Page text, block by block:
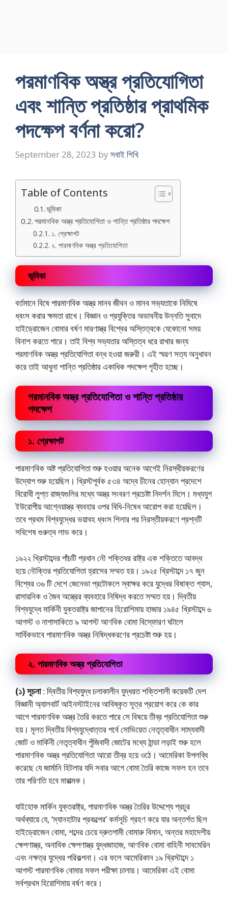
পরমাণবিক অস্ত্র প্রতিযোগিতা
এবং শান্তি প্রতিষ্ঠার প্রাথমিক
পদক্ষেপ বর্ণনা করো?
September 28, 2023 by সবাই শিখি
Table of Contents
ভূমিকা
পরমানবিক অস্ত্র প্রতিযোগিতা ও শান্তি প্রতিষ্ঠার পদক্ষেপ
১. প্রেক্ষাপট
২. পারমাণবিক অস্ত্র প্রতিযোগিতা
ভূমিকা
বর্তমানে বিষে পারমাণবিক অস্ত্র মানব জীবন ও মানব সভ্যতাকে নিমিষে
ধ্বংস করার ক্ষমতা রাখে। বিজ্ঞান ও প্রযুক্তির অভাবনীয় উন্নতি সুবাদে
হাইড্রোজেন বোমার বর্ষণ মারণাস্ত্র বিশ্বের অস্তিত্বকে যেকোনো সময়
বিনাশ করতে পারে। তাই বিশ্ব সভ্যতার অস্তিত্ব ধরে রাখার জন্য
পরমাণবিক অস্ত্র প্রতিযোগিতা বন্ধ হওয়া জরুরী। এই স্মরণ সত্য অনুধাবন
করে তাই আধুনা শান্তি প্রতিষ্ঠার একাধিক পদক্ষেপ গৃহীত হচ্ছে।
পরমানবিক অস্ত্র প্রতিযোগিতা ও শান্তি প্রতিষ্ঠার
পদক্ষেপ
১. প্রেক্ষাপট
পারমাণবিক অষ্ট প্রতিযোগিতা শুরু হওয়ার অনেক আগেই নিরস্থীয়করণের
উদ্যোগ শুরু হয়েছিল। খ্রিস্টপূর্বক ৫৩৪ অদ্বে চীনের হোন্যান প্রদেশে
বিরোধী লুপ্ত রাজ্যগুলির মধ্যে অস্ত্র সংবরণ প্রচেষ্টা নিদর্শন মিলে। মধ্যযুগ
ইউরোপীয় আগ্নেয়াস্ত্র ব্যবহার ওপর বিধি-নিষেধ আরোপ করা হয়েছিল।
তবে প্রথম বিশ্বযুদ্ধের ভয়াবহ ধ্বংস শিলার পর নিরস্তীয়করণে প্রশ্নটি
সবিশেষ গুরুত্ব লাভ করে।
১৯২২ খ্রিস্টাব্দের পাঁচটি প্রধান নৌ শক্তিধর রাষ্ট্র এক শক্তিতে আবদ্ধ
হয়ে নৌক্তির প্রতিযোগিতা হ্রাসের সম্মত হয়। ১৯২৫ খ্রিস্টাব্দে ১৭ জুন
বিশ্বের ৩৬ টি দেশে জেনেভা প্রটোকলে স্বাক্ষর করে যুদ্ধের বিষাক্ত গ্যাস,
রাসায়নিক ও জৈব অস্ত্রের ব্যবহারে নিষিদ্ধ করতে সম্মত হয়। দ্বিতীয়
বিশ্বযুদ্ধে মার্কিনী যুক্তরাষ্ট্র জাপানের হিরোশিমায় হাজার ১৯৪৫ খ্রিস্টাব্দে ৬
আগস্ট ও নাগাসাকিতে ৯ আগস্ট আণবিক বোমা বিস্ফোরণ ঘটালে
সার্বিকভাবে পারমাণবিক অস্ত্র নিষিদ্ধকরণের প্রচেষ্টা শুরু হয়।
২. পারমাণবিক অস্ত্র প্রতিযোগিতা
(১) সূচনা: দ্বিতীয় বিশ্বযুদ্ধ চলাকালীন যুদ্ধরত শক্তিশালী কয়েকটি দেশ
বিজ্ঞানী অ্যালবার্ট আইনস্টাইনের আবিষ্কৃত সূত্র প্রয়োগ করে কে কার
আগে পারমাণবিক অস্ত্র তৈরি করতে পারে সে বিষয়ে তীব্র প্রতিযোগিতা শুরু
হয়। মূলত দ্বিতীয় বিশ্বযুদ্ধোত্তর পর্বে সোভিয়েত নেতৃত্বাধীন সাম্যবাদী
জোট ও মার্কিনী নেতৃত্বাধীন পুঁজিবাদী জোটের মধ্যে ঠান্ডা লড়াই শুরু হলে
পারমাণবিক অস্ত্র প্রতিযোগিতা আরো তীব্র হয়ে ওঠে। আমেরিকা উপলব্ধি
করেছে যে জার্মানি হিটলার যদি সবার আগে বোমা তৈরি কাজে সফল হন তবে
তার পরিণতি হবে মারাত্মক।
যাইহোক মার্কিন যুক্তরাষ্ট্র, পারমাণবিক অস্ত্র তৈরির উদ্দেশ্যে প্রচুর
অর্থব্যায়ে যে, ‘ম্যানহাটার প্রকল্পের’ কর্মসূচি গ্রহণ করে যার অন্তর্গত ছিল
হাইড্রোজেন বোমা, শব্দের চেয়ে দ্রুতগামী বোমারু বিমান, অন্তর মহাদেশীয়
ক্ষেপণাস্ত্র, অনাবিক ক্ষেপণাস্ত্র যুদ্ধজাহাজ, আণবিক বোমা বাহিনী সাবমেরিন
এবং নক্ষত্র যুদ্ধের পরিকল্পনা। এর ফলে আমেরিকান ১৯ খ্রিস্টাব্দে ১
আগস্ট পারমাণবিক বোমার সফল পরীক্ষা চালায়। আমেরিকা এই বোমা
সর্বপ্রথম হিরোশিমায় বর্ষণ করে।